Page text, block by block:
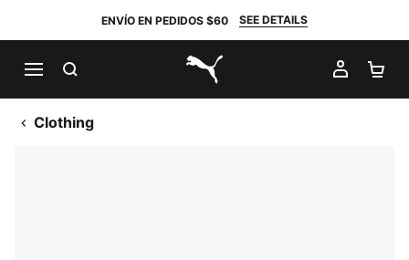
ENVÍO EN PEDIDOS $60 SEE DETAILS
PUMA.com
MI
Clothing